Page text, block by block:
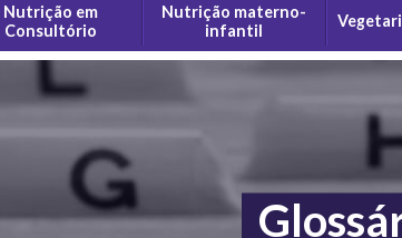
Nutrição em
Consultório
Nutrição materno-
infantil